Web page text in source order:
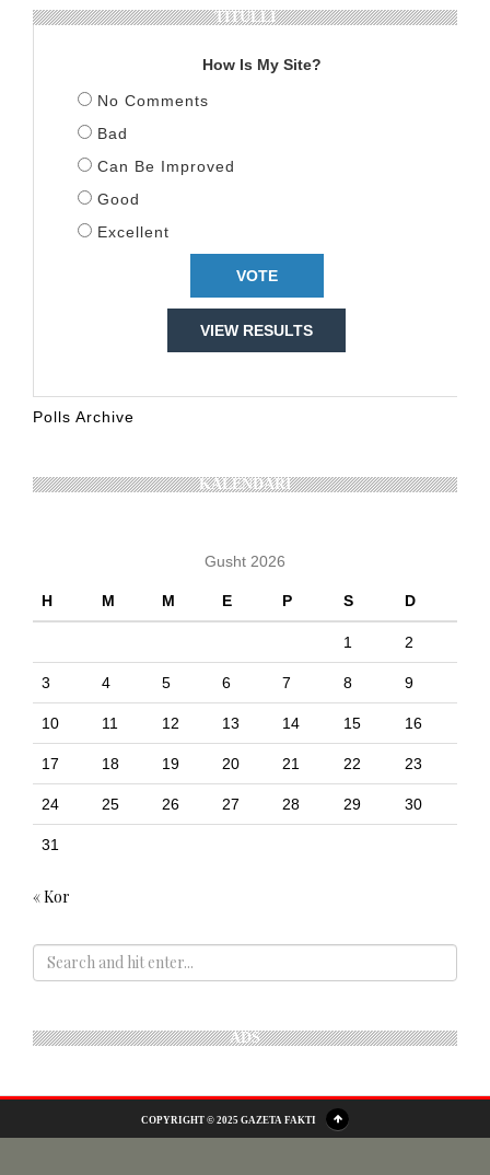
TITULLI
How Is My Site?
No Comments
Bad
Can Be Improved
Good
Excellent
VIEW RESULTS
Polls Archive
KALENDARI
Gusht 2026
H M M E P S D
1 2
3 4 5 6 7 8 9
10 11 12 13 14 15 16
17 18 19 20 21 22 23
24 25 26 27 28 29 30
31
« Kor
ADS
COPYRIGHT © 2025 GAZETA FAKTI